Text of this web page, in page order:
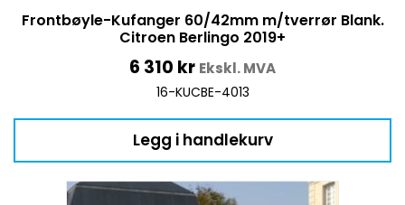
Frontbøyle-Kufanger 60/42mm m/tverrør Blank.
Citroen Berlingo 2019+
6 310 kr Ekskl. MVA
16-KUCBE-4013
Legg i handlekurv